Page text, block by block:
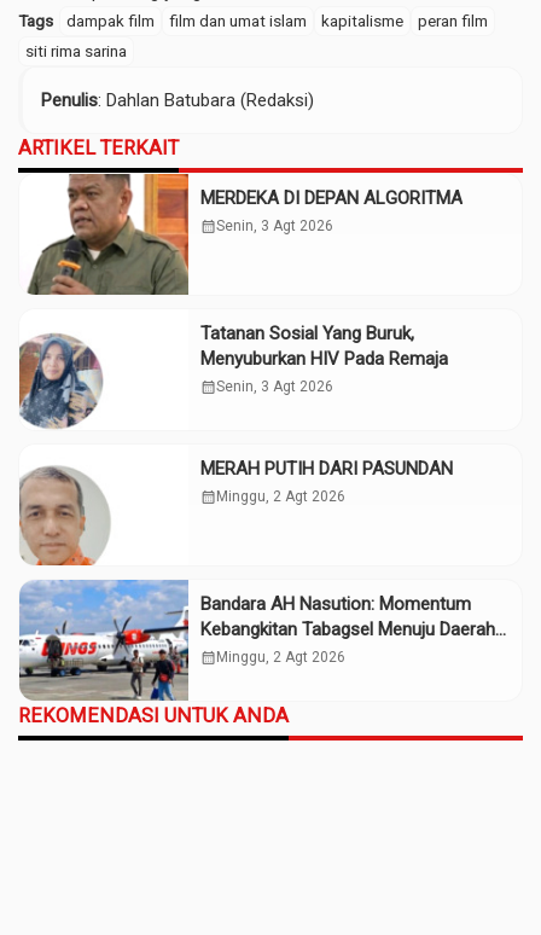
Tags dampak film film dan umat islam kapitalisme
peran film
siti rima sarina
Penulis: Dahlan Batubara (Redaksi)
ARTIKEL TERKAIT
MERDEKA DI DEPAN ALGORITMA
calendar_monthSenin, 3 Agt 2026
Tatanan Sosial Yang Buruk,
Menyuburkan HIV Pada Remaja
calendar_monthSenin, 3 Agt 2026
MERAH PUTIH DARI PASUNDAN
calendar_monthMinggu, 2 Agt 2026
Bandara AH Nasution: Momentum
Kebangkitan Tabagsel Menuju Daerah
Maju
calendar_monthMinggu, 2 Agt 2026
REKOMENDASI UNTUK ANDA